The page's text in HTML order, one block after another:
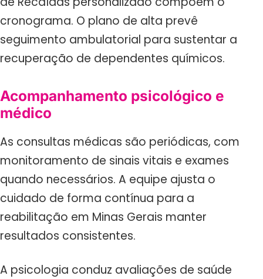
cronograma. O plano de alta prevê
seguimento ambulatorial para sustentar a
recuperação de dependentes químicos.
Acompanhamento psicológico e
médico
As consultas médicas são periódicas, com
monitoramento de sinais vitais e exames
quando necessários. A equipe ajusta o
cuidado de forma contínua para a
reabilitação em Minas Gerais manter
resultados consistentes.
A psicologia conduz avaliações de saúde